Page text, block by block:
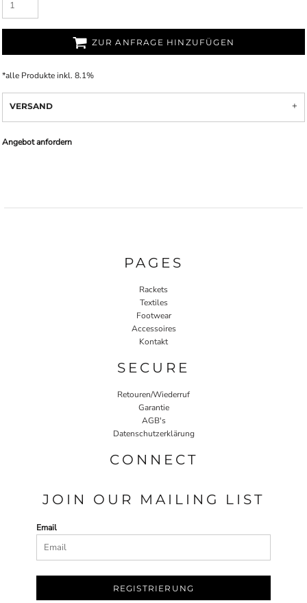
ZUR ANFRAGE HINZUFÜGEN
*alle Produkte inkl. 8.1%
VERSAND
Angebot anfordern
PAGES
Rackets
Textiles
Footwear
Accessoires
Kontakt
SECURE
Retouren/Wiederruf
Garantie
AGB's
Datenschutzerklärung
CONNECT
JOIN OUR MAILING LIST
Email
REGISTRIERUNG